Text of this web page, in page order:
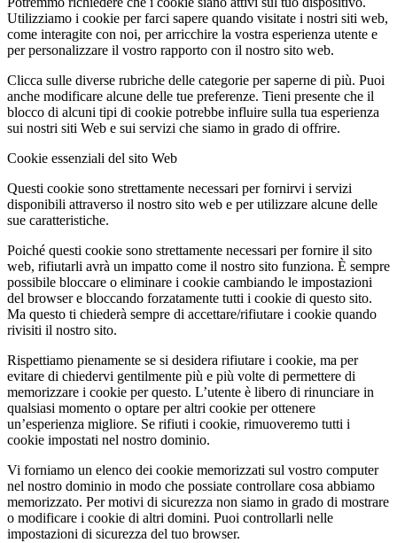
Utilizziamo i cookie per farci sapere quando visitate i nostri siti web,
come interagite con noi, per arricchire la vostra esperienza utente e
per personalizzare il vostro rapporto con il nostro sito web.
Clicca sulle diverse rubriche delle categorie per saperne di più. Puoi
anche modificare alcune delle tue preferenze. Tieni presente che il
blocco di alcuni tipi di cookie potrebbe influire sulla tua esperienza
sui nostri siti Web e sui servizi che siamo in grado di offrire.
Cookie essenziali del sito Web
Questi cookie sono strettamente necessari per fornirvi i servizi
disponibili attraverso il nostro sito web e per utilizzare alcune delle
sue caratteristiche.
Poiché questi cookie sono strettamente necessari per fornire il sito
web, rifiutarli avrà un impatto come il nostro sito funziona. È sempre
possibile bloccare o eliminare i cookie cambiando le impostazioni
del browser e bloccando forzatamente tutti i cookie di questo sito.
Ma questo ti chiederà sempre di accettare/rifiutare i cookie quando
rivisiti il nostro sito.
Rispettiamo pienamente se si desidera rifiutare i cookie, ma per
evitare di chiedervi gentilmente più e più volte di permettere di
memorizzare i cookie per questo. L’utente è libero di rinunciare in
qualsiasi momento o optare per altri cookie per ottenere
un’esperienza migliore. Se rifiuti i cookie, rimuoveremo tutti i
cookie impostati nel nostro dominio.
Vi forniamo un elenco dei cookie memorizzati sul vostro computer
nel nostro dominio in modo che possiate controllare cosa abbiamo
memorizzato. Per motivi di sicurezza non siamo in grado di mostrare
o modificare i cookie di altri domini. Puoi controllarli nelle
impostazioni di sicurezza del tuo browser.